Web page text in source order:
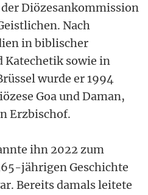
Diözesankommission
Nach
in biblischer
Katechetik sowie in
wurde er 1994
Goa und Daman,
Erzbischof.
ihn 2022 zum
jährigen Geschichte
Bereits damals leitete